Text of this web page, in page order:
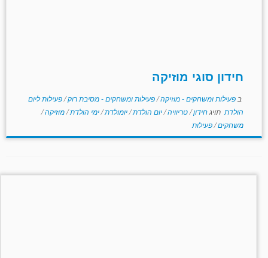
חידון סוגי מוזיקה
ב פעילות ומשחקים - מוזיקה/פעילות ומשחקים - מסיבת רוק/פעילות ליום
הולדת תויגחידון/טריוויה/יום הולדת/יומולדת/ימי הולדת/מוזיקה/
משחקים/פעילות